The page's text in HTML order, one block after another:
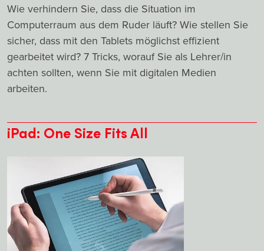
Wie verhindern Sie, dass die Situation im
Computerraum aus dem Ruder läuft? Wie stellen Sie
sicher, dass mit den Tablets möglichst effizient
gearbeitet wird? 7 Tricks, worauf Sie als Lehrer/in
achten sollten, wenn Sie mit digitalen Medien
arbeiten.
iPad: One Size Fits All